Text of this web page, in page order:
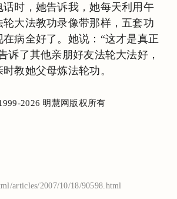
话时，她告诉我，她每天利用午
大法教功录像带那样，五套功
病全好了。她说：“这才是真正
诉了其他亲朋好友法轮大法好，
教她父母炼法轮功。
2026 明慧网版权所有
articles/2007/10/18/90598.html